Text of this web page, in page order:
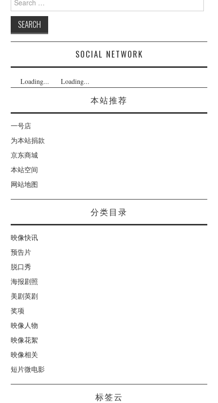
for:
SOCIAL NETWORK
Loading... Loading...
本站推荐
一号店
为本站捐款
京东商城
本站空间
网站地图
分类目录
映像快讯
预告片
脱口秀
海报剧照
美剧英剧
奖项
映像人物
映像花絮
映像相关
短片微电影
标签云